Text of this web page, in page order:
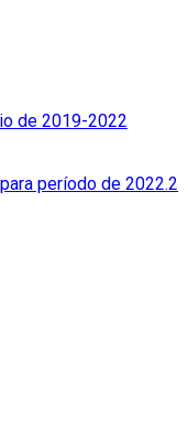
de 2019-2022
período de 2022.2